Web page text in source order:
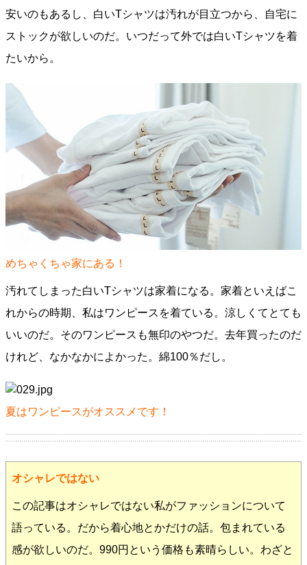
安いのもあるし、白いTシャツは汚れが目立つから、自宅に
ストックが欲しいのだ。いつだって外では白いTシャツを着
たいから。
めちゃくちゃ家にある！
汚れてしまった白いTシャツは家着になる。家着といえばこ
れからの時期、私はワンピースを着ている。涼しくてとても
いいのだ。そのワンピースも無印のやつだ。去年買ったのだ
けれど、なかなかによかった。綿100％だし。
夏はワンピースがオススメです！
オシャレではない
この記事はオシャレではない私がファッションについて
語っている。だから着心地とかだけの話。包まれている
感が欲しいのだ。990円という価格も素晴らしい。わざと